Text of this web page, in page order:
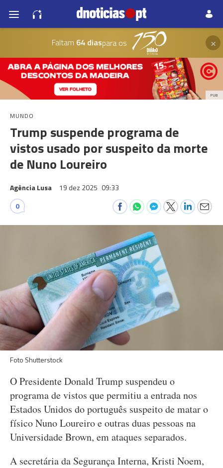
Faltam 64 diaspara os ×
PUB
MUNDO
Trump suspende programa de
vistos usado por suspeito da morte
de Nuno Loureiro
Agência Lusa 19 dez 2025 09:33
0
Foto Shutterstock
O Presidente Donald Trump suspendeu o
programa de vistos que permitiu a entrada nos
Estados Unidos do português suspeito de matar o
físico Nuno Loureiro e outras duas pessoas na
Universidade Brown, em ataques separados.
A secretária da Segurança Interna, Kristi Noem,